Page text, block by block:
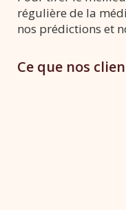
régulière de la
nos prédictions et
Ce que nos